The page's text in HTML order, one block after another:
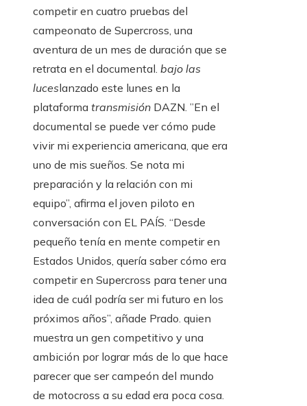
competir en cuatro pruebas del
campeonato de Supercross, una
aventura de un mes de duración que se
retrata en el documental. bajo las
luceslanzado este lunes en la
plataforma transmisión DAZN. ”En el
documental se puede ver cómo pude
vivir mi experiencia americana, que era
uno de mis sueños. Se nota mi
preparación y la relación con mi
equipo”, afirma el joven piloto en
conversación con EL PAÍS. “Desde
pequeño tenía en mente competir en
Estados Unidos, quería saber cómo era
competir en Supercross para tener una
idea de cuál podría ser mi futuro en los
próximos años”, añade Prado. quien
muestra un gen competitivo y una
ambición por lograr más de lo que hace
parecer que ser campeón del mundo
de motocross a su edad era poca cosa.